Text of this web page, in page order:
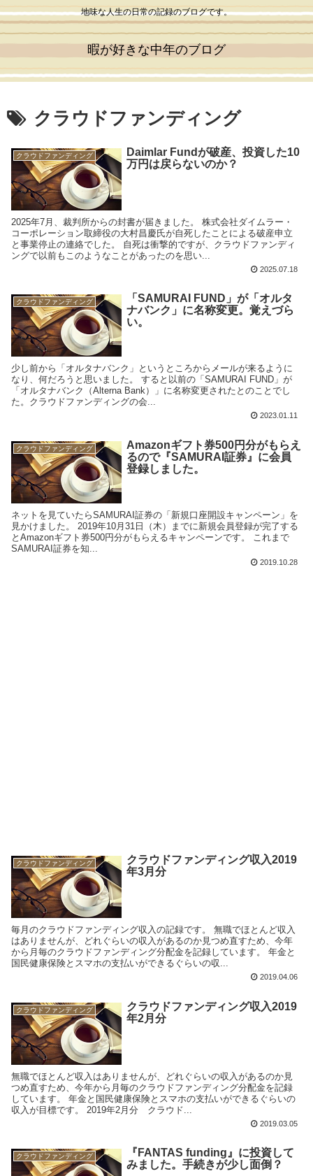
地味な人生の日常の記録のブログです。
暇が好きな中年のブログ
クラウドファンディング
クラウドファンディング
Daimlar Fundが破産、投資した10
万円は戻らないのか？
2025年7月、裁判所からの封書が届きました。 株式会社ダイムラー・
コーポレーション取締役の大村昌慶氏が自死したことによる破産申立
と事業停止の連絡でした。 自死は衝撃的ですが、クラウドファンディ
ングで以前もこのようなことがあったのを思い...
2025.07.18
クラウドファンディング
「SAMURAI FUND」が「オルタ
ナバンク」に名称変更。覚えづら
い。
少し前から「オルタナバンク」というところからメールが来るように
なり、何だろうと思いました。 すると以前の「SAMURAI FUND」が
「オルタナバンク（Alterna Bank）」に名称変更されたとのことでし
た。クラウドファンディングの会...
2023.01.11
クラウドファンディング
Amazonギフト券500円分がもらえ
るので『SAMURAI証券』に会員
登録しました。
ネットを見ていたらSAMURAI証券の「新規口座開設キャンペーン」を
見かけました。 2019年10月31日（木）までに新規会員登録が完了する
とAmazonギフト券500円分がもらえるキャンペーンです。 これまで
SAMURAI証券を知...
2019.10.28
クラウドファンディング
クラウドファンディング収入2019
年3月分
毎月のクラウドファンディング収入の記録です。 無職でほとんど収入
はありませんが、どれぐらいの収入があるのか見つめ直すため、今年
から月毎のクラウドファンディング分配金を記録しています。 年金と
国民健康保険とスマホの支払いができるぐらいの収...
2019.04.06
クラウドファンディング
クラウドファンディング収入2019
年2月分
無職でほとんど収入はありませんが、どれぐらいの収入があるのか見
つめ直すため、今年から月毎のクラウドファンディング分配金を記録
しています。 年金と国民健康保険とスマホの支払いができるぐらいの
収入が目標です。 2019年2月分 クラウド...
2019.03.05
クラウドファンディング
『FANTAS funding』に投資して
みました。手続きが少し面倒？